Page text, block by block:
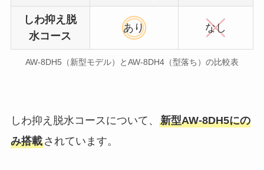
しわ抑え脱
水コース
あり なし
AW-8DH5（新型モデル）とAW-8DH4（型落ち）の比較表
しわ抑え脱水コースについて、 新型AW-8DH5にの
み搭載されています。